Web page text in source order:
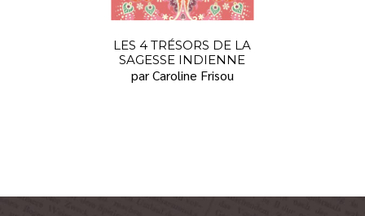
LES 4 TRÉSORS DE LA
SAGESSE INDIENNE
par Caroline Frisou